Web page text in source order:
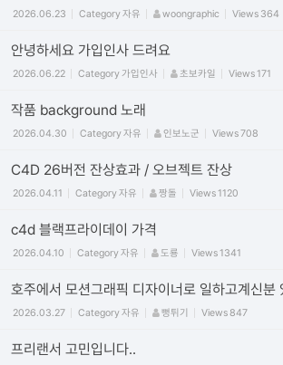
2026.06.23 Category자유 woongraphic Views 364
안녕하세요 가입인사 드려요
2026.06.22 Category가입인사 초보카일 Views171
작품 background 노래
2026.04.30 Category자유 인보노군 Views708
C4D 26버전 잔상효과 / 오브젝트 잔상
2026.04.11 Category자유 짱돌 Views1120
c4d 블랙프라이데이 가격
2026.04.10 Category자유 도룡 Views1341
호주에서 모션그래픽 디자이너로 일하고계신분
2026.03.27 Category자유 뻥튀기 Views847
프리랜서 고민입니다..